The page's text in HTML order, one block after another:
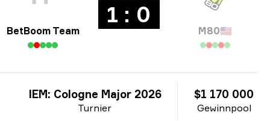
BetBoom Team
1 : 0
M80🇺🇸
Turnier
IEM: Cologne Major 2026
Gewinnpool
$1 170 000